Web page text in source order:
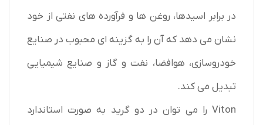
در برابر اسیدها، روغن ها و فرآورده های نفتی از خود
نشان می دهد که آن را به گزینه ای محبوب در صنایع
خودروسازی، هوافضا، نفت و گاز و صنایع شیمیایی
تبدیل می کند.
Viton را می توان در دو گرید به صورت استاندارد